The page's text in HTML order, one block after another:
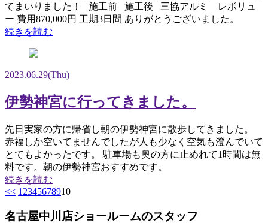
てまいりました！ 施工前 施工後 三協アルミ レボリュ
ー 費用870,000円 工期3日間 ありがとうございました。
続きを読む
2023.06.29(Thu)
伊勢神宮に行ってきました。
先日実家の方に帰省し朝の伊勢神宮に散歩してきました。
赤福しか空いてませんでしたが人も少なく空気も澄んでいて
とてもよかったです。 駐車場も奥の方に止めれて1時間は無
料です。朝の伊勢神宮おすすめです。
続きを読む
<< 1 2345678910
名古屋中川店ショールームのスタッフ